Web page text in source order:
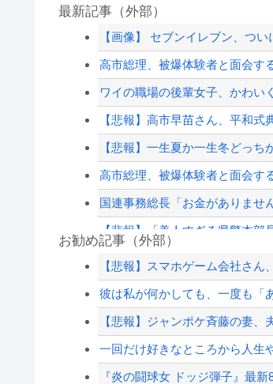
最新記事（外部）
【画像】 セブンイレブン、つ
高市総理、被爆体験者と面会
ワイの職場の後輩女子、かわい
【悲報】高市早苗さん、平和
【悲報】一生夏か一生冬どっち
高市総理、被爆体験者と面会
国連事務総長「お金がありませ
【悲報】「美人すぎる県警本
【高校野球】1回戦 大分商 6-
【おわった】三峡ダム、豪雨で
ジャンポケ斎藤と代理人のや
【悲報】坂口杏里、逃走ｗｗｗ
【配信者】「金バエ」のSNS
お勧め記事（外部）
【悲報】スマホゲーム会社さん
彼は私が何かしても、一度も「
【悲報】ジャンポケ斉藤の妻
一回だけ好きなところから人生
『炎の闘球女 ドッジ弾子』最